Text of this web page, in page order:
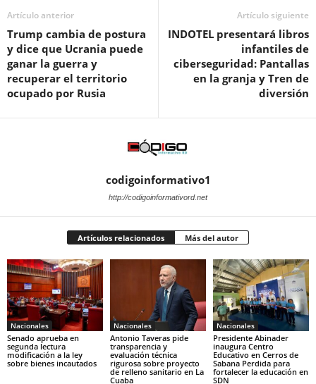
Artículo anterior
Trump cambia de postura
y dice que Ucrania puede
ganar la guerra y
recuperar el territorio
ocupado por Rusia
Artículo siguiente
INDOTEL presentará libros
infantiles de
ciberseguridad: Pantallas
en la granja y Tren de
diversión
codigoinformativo1
http://codigoinformativord.net
Artículos relacionados Más del autor
Nacionales
Senado aprueba en
segunda lectura
modificación a la ley
sobre bienes incautados
Nacionales
Antonio Taveras pide
transparencia y
evaluación técnica
rigurosa sobre proyecto
de relleno sanitario en La
Cuaba
Nacionales
Presidente Abinader
inaugura Centro
Educativo en Cerros de
Sabana Perdida para
fortalecer la educación en
SDN